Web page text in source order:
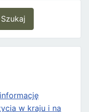
Szukaj
w kraju i na